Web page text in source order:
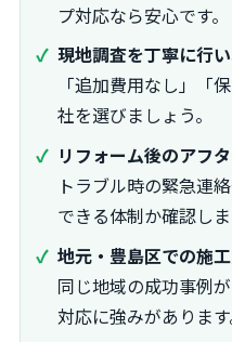
プ対応なら安心です。
現地調査を丁寧に行
「追加費用なし」「
社を選びましょう。
リフォーム後のアフ
トラブル時の緊急連
できる体制か確認しま
地元・豊島区での施
同じ地域の成功事例
対応に強みがあります